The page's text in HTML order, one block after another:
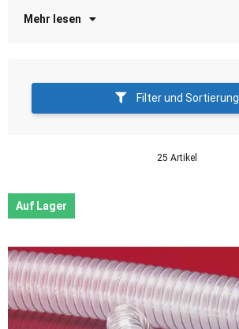
Mehr lesen
Filter und Sortierung
25 Artikel
Auf Lager